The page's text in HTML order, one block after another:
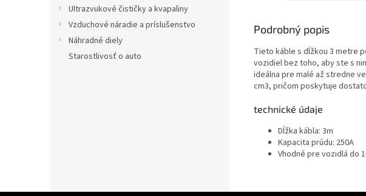
Ultrazvukové čističky a kvapaliny
Vzduchové náradie a príslušenstvo
Náhradné diely
Starostlivosť o auto
Podrobný popis
Tieto káble s dĺžkou 3 metre
vozidiel bez toho, aby ste s
ideálna pre malé až stredne
cm3, pričom poskytuje
technické údaje
Dĺžka kábla: 3m
Kapacita prúdu: 250A
Vhodné pre vozidlá do